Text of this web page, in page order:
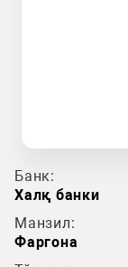
Банк:
Халқ банки
Манзил:
Фаргона